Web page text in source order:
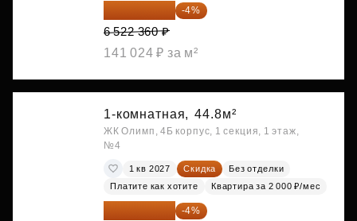
-4%
6 522 360 ₽
141 024 ₽ за м²
1-комнатная, 44.8м²
ЖК Олимп, 4Б корпус, 1 секция, 1 этаж,
№4
1 кв 2027 Скидка
Без отделки
Платите как хотите
Квартира за 2 000 ₽/мес
-4%